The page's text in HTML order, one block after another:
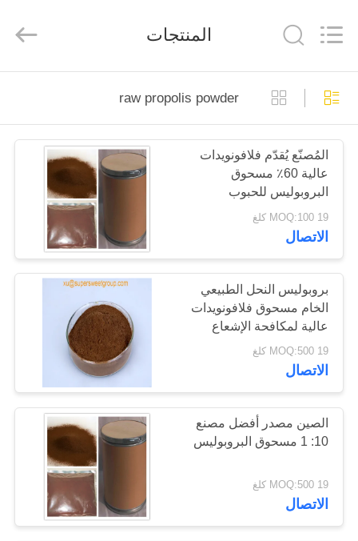
الصفحة
الرئيسية
منتجات
معلومات
جولة
المعمل
مراقبة
الجودة
اتصل
Rights
Reserved.
ECER
المنتجات
raw propolis powder
المُصنّع يُقدّم فلافونويدات
عالية 60٪ مسحوق
البروبوليس للحبوب
19 MOQ:100 كلغ
الاتصال
بروبوليس النحل الطبيعي
الخام مسحوق فلافونويدات
عالية لمكافحة الإشعاع
19 MOQ:500 كلغ
الاتصال
الصين مصدر أفضل مصنع
10: 1 مسحوق البروبوليس
19 MOQ:500 كلغ
الاتصال